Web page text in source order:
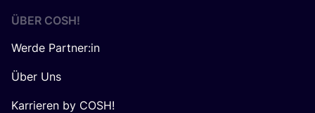
ÜBER COSH!
Werde Partner:in
Über Uns
Karrieren by COSH!